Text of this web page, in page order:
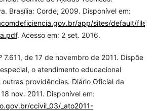
Brasília: Corde, 2009. Disponível em:
app/sites/default/files/
. Acesso em: 2 set. 2016.
7.611, de 17 de novembro de 2011. Dispõe
o atendimento educacional
providências. Diário Oficial da
nov. 2011. Disponível em:
ccivil_03/_ato2011-